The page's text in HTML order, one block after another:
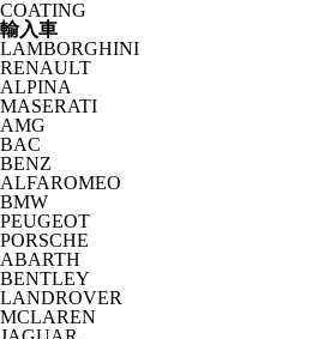
COATING
輸入車
LAMBORGHINI
RENAULT
ALPINA
MASERATI
AMG
BAC
BENZ
ALFAROMEO
BMW
PEUGEOT
PORSCHE
ABARTH
BENTLEY
LANDROVER
MCLAREN